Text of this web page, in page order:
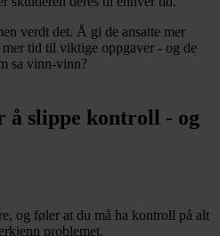
verdt det. Å gi de ansatte mer
tid til viktige oppgaver - og de
sa vinn-vinn?
å slippe kontroll - og
og føler at du må ha kontroll på alt
problemet.